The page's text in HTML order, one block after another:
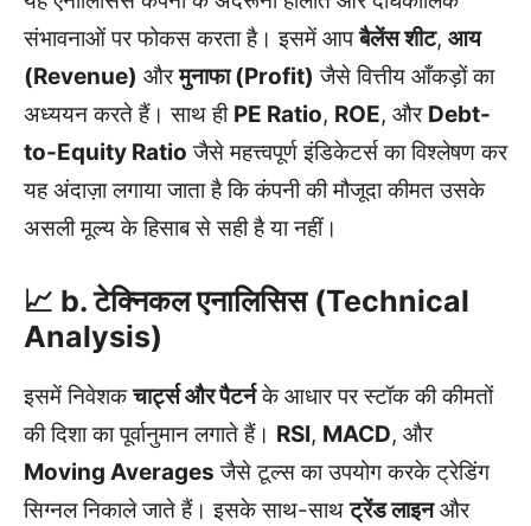
संभावनाओं पर फोकस करता है। इसमें आपबैलेंस शीट, आय
(Revenue) औरमुनाफा (Profit) जैसे वित्तीय आँकड़ों का
अध्ययन करते हैं। साथ ही PE Ratio, ROE, और Debt-
to-Equity Ratio जैसे महत्त्वपूर्ण इंडिकेटर्स का विश्लेषण कर
यह अंदाज़ा लगाया जाता है कि कंपनी की मौजूदा कीमत उसके
असली मूल्य के हिसाब से सही है या नहीं।
📈 b. टेक्निकल एनालिसिस (Technical
Analysis)
इसमें निवेशकचार्ट्स और पैटर्नके आधार पर स्टॉक की कीमतों
की दिशा का पूर्वानुमान लगाते हैं। RSI, MACD, और
Moving Averages जैसे टूल्स का उपयोग करके ट्रेडिंग
सिग्नल निकाले जाते हैं। इसके साथ-साथट्रेंड लाइनऔर